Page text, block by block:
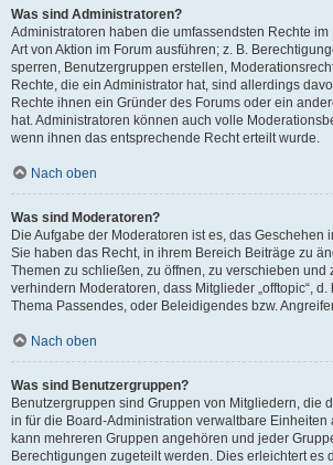
Was sind Administratoren?
Administratoren haben die umfassendsten Rechte
Art von Aktion im Forum ausführen; z. B.
sperren, Benutzergruppen erstellen,
Rechte, die ein Administrator hat, sind allerdings
Rechte ihnen ein Gründer des Forums oder ein
hat. Administratoren können auch volle
wenn ihnen das entsprechende Recht erteilt wurde.
Nach oben
Was sind Moderatoren?
Die Aufgabe der Moderatoren ist es, das Geschehen
Sie haben das Recht, in ihrem Bereich Beiträge zu
Themen zu schließen, zu öffnen, zu verschieben und
verhindern Moderatoren, dass Mitglieder „offtopic“, d.
Thema Passendes, oder Beleidigendes bzw.
Nach oben
Was sind Benutzergruppen?
Benutzergruppen sind Gruppen von Mitgliedern, die
in für die Board-Administration verwaltbare Einheiten
kann mehreren Gruppen angehören und jeder
Berechtigungen zugeteilt werden. Dies erleichtert es